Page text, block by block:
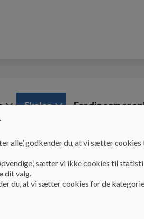
Skolen For dig som er
alle’, godkender du, at vi sætter
sætter vi ikke cookies til
dit valg.
du, at vi sætter cookies for de